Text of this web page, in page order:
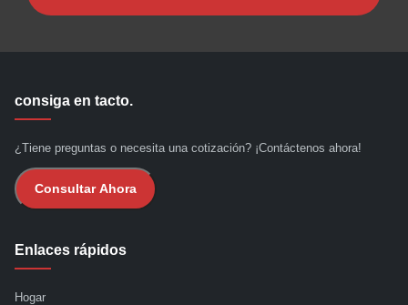
consiga en tacto.
¿Tiene preguntas o necesita una cotización? ¡Contáctenos ahora!
Consultar Ahora
Enlaces rápidos
Hogar